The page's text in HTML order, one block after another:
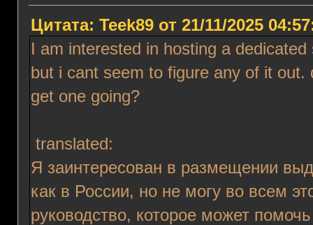
Цитата: Teek89 от 21/11/2025
I am interested in hosting a
but i cant seem to figure any of it
get one going?
translated:
Я заинтересован в размещении
как в России, но не могу во всем
руководство, которое может